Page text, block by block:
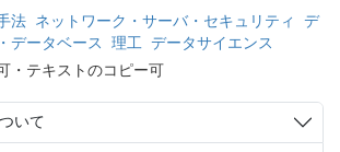
法 ネットワーク・サーバ・セキュリティ
デ
データベース
理工 データサイエンス
・テキストのコピー可
いて